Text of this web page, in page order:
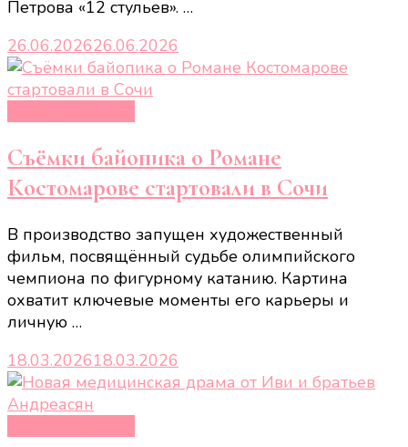
Петрова «12 стульев». …
26.06.202626.06.2026
Съёмки байопика о Романе
Костомарове стартовали в Сочи
В производство запущен художественный
фильм, посвящённый судьбе олимпийского
чемпиона по фигурному катанию. Картина
охватит ключевые моменты его карьеры и
личную …
18.03.202618.03.2026